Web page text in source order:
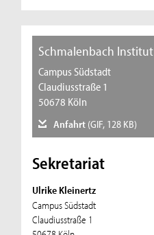
Schmalenbach Institut
Campus Südstadt
Claudiusstraße 1
50678 Köln
Anfahrt (GIF, 128 KB)
Sekretariat
Ulrike Kleinertz
Campus Südstadt
Claudiusstraße 1